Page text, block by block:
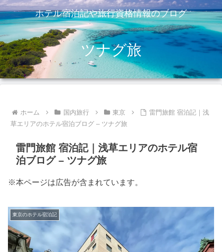
ホテル宿泊記や旅行資格情報のブログ
ツナグ旅
ホーム 国内旅行 東京
雷門旅館 宿泊記｜浅
草エリアのホテル宿泊ブログ – ツナグ旅
雷門旅館 宿泊記｜浅草エリアのホテル宿
泊ブログ – ツナグ旅
※本ページは広告が含まれています。
東京のホテル宿泊記